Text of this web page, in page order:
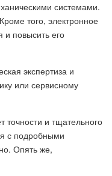
системами.
того, электронное
и повысить его
экспертиза и
или сервисному
точности и тщательного
с подробными
Опять же,